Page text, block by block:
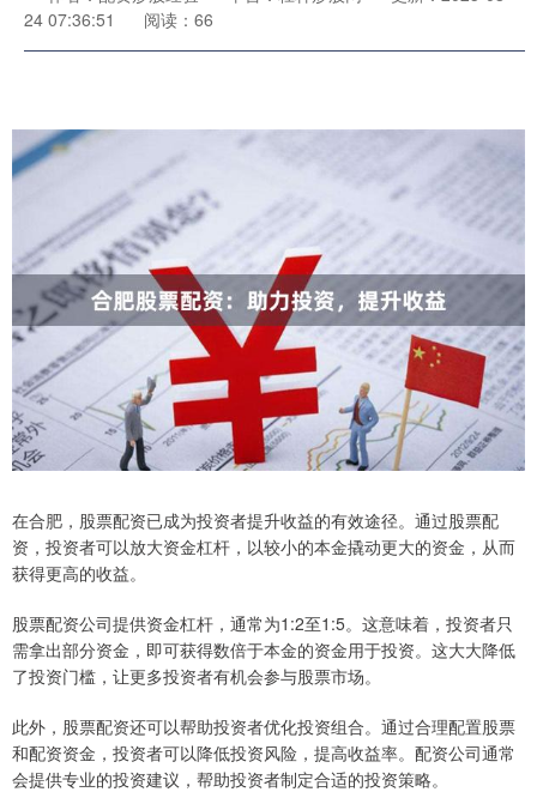
24 07:36:51
阅读：66
在合肥，股票配资已成为投资者提升收益的有效途径。通过股票配
资，投资者可以放大资金杠杆，以较小的本金撬动更大的资金，从而
获得更高的收益。
股票配资公司提供资金杠杆，通常为1:2至1:5。这意味着，投资者只
需拿出部分资金，即可获得数倍于本金的资金用于投资。这大大降低
了投资门槛，让更多投资者有机会参与股票市场。
此外，股票配资还可以帮助投资者优化投资组合。通过合理配置股票
和配资资金，投资者可以降低投资风险，提高收益率。配资公司通常
会提供专业的投资建议，帮助投资者制定合适的投资策略。